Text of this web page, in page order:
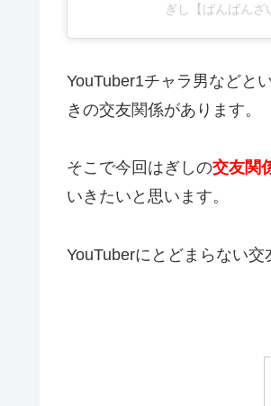
ぎし【ばんばん
YouTuber1チャラ男などと
きの交友関係があります。
そこで今回はぎしの交友関
いきたいと思います。
YouTuberにとどまらない交